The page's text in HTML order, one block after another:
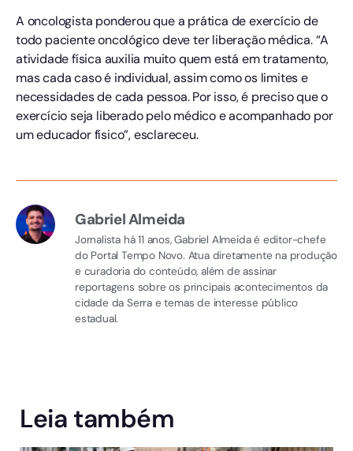
A oncologista ponderou que a prática de exercício de
todo paciente oncológico deve ter liberação médica. “A
atividade física auxilia muito quem está em tratamento,
mas cada caso é individual, assim como os limites e
necessidades de cada pessoa. Por isso, é preciso que o
exercício seja liberado pelo médico e acompanhado por
um educador físico”, esclareceu.
Gabriel Almeida
Jornalista há 11 anos, Gabriel Almeida é editor-chefe
do Portal Tempo Novo. Atua diretamente na produção
e curadoria do conteúdo, além de assinar
reportagens sobre os principais acontecimentos da
cidade da Serra e temas de interesse público
estadual.
Leia também